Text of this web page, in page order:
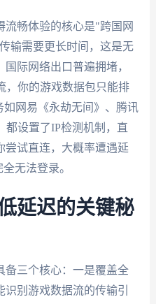
流畅体验的核心是"跨国网
输需要更长时间，这是无
际网络出口普遍拥堵，
，你的游戏数据包只能排
网易《永劫无间》、腾讯
都设置了IP检测机制，直
尝试直连，大概率遭遇延
无法登录。
延迟的关键秘
备三个核心：一是覆盖全
别游戏数据流的传输引